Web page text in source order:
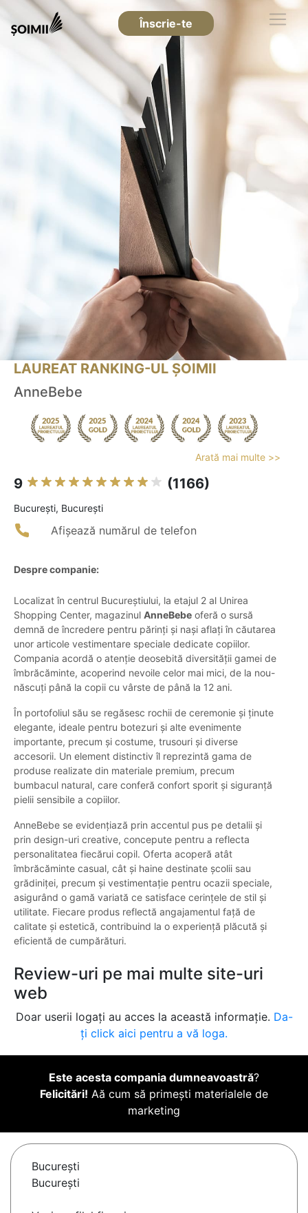
Înscrie-te
LAUREAT RANKING-UL ȘOIMII
AnneBebe
Arată mai multe >>
9 (1166)
Bucureşti, București
Afișează numărul de telefon
Despre companie:
Localizat în centrul Bucureștiului, la etajul 2 al Unirea
Shopping Center, magazinul AnneBebe oferă o sursă
demnă de încredere pentru părinți și nași aflați în căutarea
unor articole vestimentare speciale dedicate copiilor.
Compania acordă o atenție deosebită diversității gamei de
îmbrăcăminte, acoperind nevoile celor mai mici, de la nou-
născuți până la copii cu vârste de până la 12 ani.
În portofoliul său se regăsesc rochii de ceremonie și ținute
elegante, ideale pentru botezuri și alte evenimente
importante, precum și costume, trusouri și diverse
accesorii. Un element distinctiv îl reprezintă gama de
produse realizate din materiale premium, precum
bumbacul natural, care conferă confort sporit și siguranță
pielii sensibile a copiilor.
AnneBebe se evidențiază prin accentul pus pe detalii și
prin design-uri creative, concepute pentru a reflecta
personalitatea fiecărui copil. Oferta acoperă atât
îmbrăcăminte casual, cât și haine destinate școlii sau
grădiniței, precum și vestimentație pentru ocazii speciale,
asigurând o gamă variată ce satisface cerințele de stil și
utilitate. Fiecare produs reflectă angajamentul față de
calitate și estetică, contribuind la o experiență plăcută și
eficientă de cumpărături.
Review-uri pe mai multe site-uri
web
Doar userii logați au acces la această informație. Da-
ți click aici pentru a vă loga.
Este acesta compania dumneavoastră?
Felicitări! Aă cum să primești materialele de
marketing
Bucureşti
București